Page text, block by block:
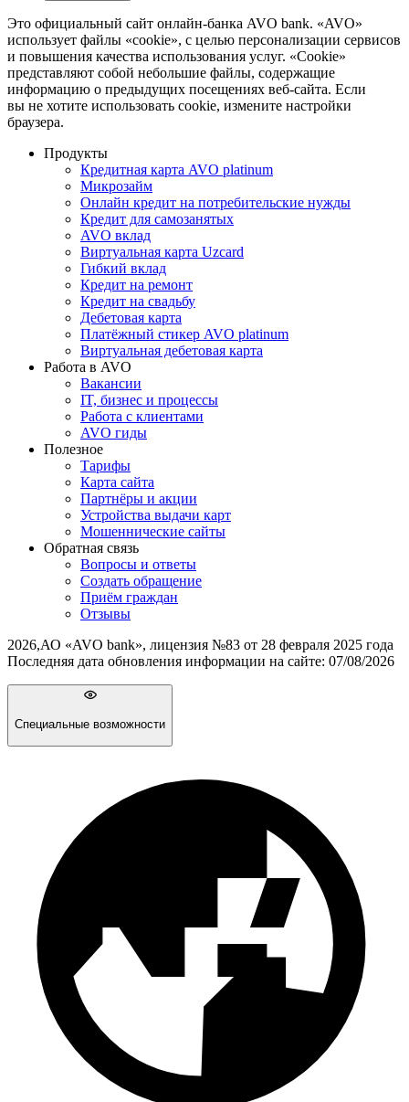
Это официальный сайт онлайн-банка AVO bank. «AVO»
использует файлы «cookie», с целью персонализации сервисов
и повышения качества использования услуг. «Cookie»
представляют собой небольшие файлы, содержащие
информацию о предыдущих посещениях веб-сайта. Если
вы не хотите использовать cookie, измените настройки
браузера.
Продукты
Кредитная карта AVO platinum
Микрозайм
Онлайн кредит на потребительские нужды
Кредит для самозанятых
AVO вклад
Виртуальная карта Uzcard
Гибкий вклад
Кредит на ремонт
Кредит на свадьбу
Дебетовая карта
Платёжный стикер AVO platinum
Виртуальная дебетовая карта
Работа в AVO
Вакансии
IT, бизнес и процессы
Работа с клиентами
AVO гиды
Полезное
Тарифы
Карта сайта
Партнёры и акции
Устройства выдачи карт
Мошеннические cайты
Обратная связь
Вопросы и ответы
Создать обращение
Приём граждан
Отзывы
2026,АО «AVO bank», лицензия №83 от 28 февраля 2025 года
Последняя дата обновления информации на сайте: 07/08/2026
Специальные возможности